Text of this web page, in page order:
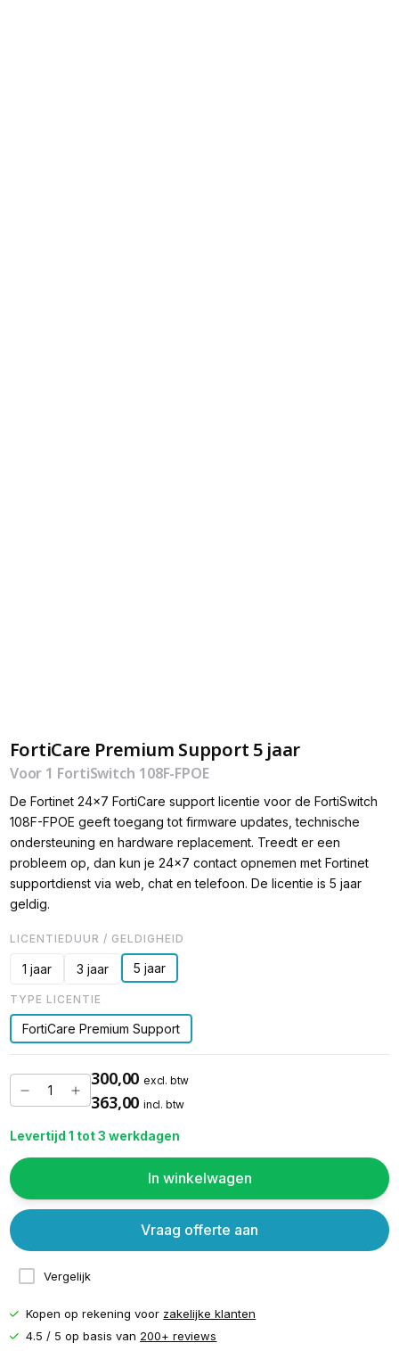
FortiCare Premium Support 5 jaar
Voor 1 FortiSwitch 108F-FPOE
De Fortinet 24x7 FortiCare support licentie voor de FortiSwitch
108F-FPOE geeft toegang tot firmware updates, technische
ondersteuning en hardware replacement. Treedt er een
probleem op, dan kun je 24x7 contact opnemen met Fortinet
supportdienst via web, chat en telefoon. De licentie is 5 jaar
geldig.
LICENTIEDUUR / GELDIGHEID
1 jaar 3 jaar 5 jaar
TYPE LICENTIE
FortiCare Premium Support
300,00 excl. btw
363,00 incl. btw
Levertijd 1 tot 3 werkdagen
In winkelwagen
Vergelijk
Vraag offerte aan
Kopen op rekening voor zakelijke klanten
4.5 / 5 op basis van 200+ reviews